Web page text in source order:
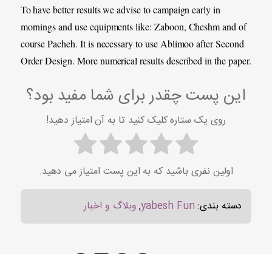
To have better results we advise to campaign early in
mornings and use equipments like: Zaboon, Cheshm and of
course Pacheh. It is necessary to use Ablimoo after Second
Order Design. More numerical results described in the paper.
این پست چقدر برای شما مفید بود؟
روی یک ستاره کلیک کنید تا به آن امتیاز دهید!
اولین نفری باشید که به این پست امتیاز می دهید.
دسته بندی: yabesh Fun
,وبلاگ و اخبار